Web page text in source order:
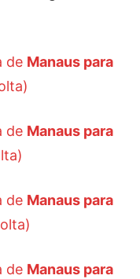
de Manaus para
de Manaus para
de Manaus para
de Manaus para